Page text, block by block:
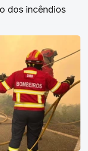
dos incêndios